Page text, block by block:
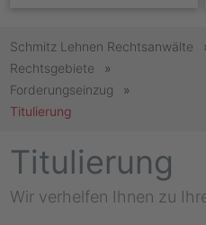
Schmitz Lehnen Rechtsanwälte
Rechtsgebiete
Forderungseinzug
Titulierung
Titulierung
Wir verhelfen Ihnen zu